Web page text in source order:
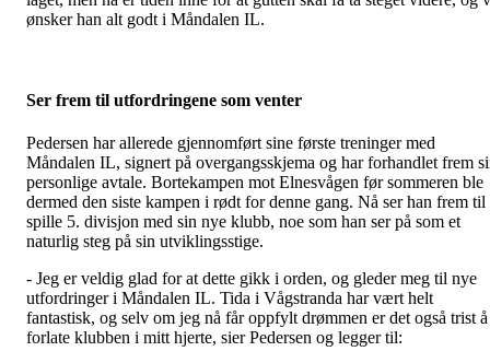
ønsker han alt godt i Måndalen IL.
Ser frem til utfordringene som venter
Pedersen har allerede gjennomført sine første treninger med
Måndalen IL, signert på overgangsskjema og har forhandlet frem
personlige avtale. Bortekampen mot Elnesvågen før sommeren ble
dermed den siste kampen i rødt for denne gang. Nå ser han frem til
spille 5. divisjon med sin nye klubb, noe som han ser på som et
naturlig steg på sin utviklingsstige.
- Jeg er veldig glad for at dette gikk i orden, og gleder meg til nye
utfordringer i Måndalen IL. Tida i Vågstranda har vært helt
fantastisk, og selv om jeg nå får oppfylt drømmen er det også trist å
forlate klubben i mitt hjerte, sier Pedersen og legger til: